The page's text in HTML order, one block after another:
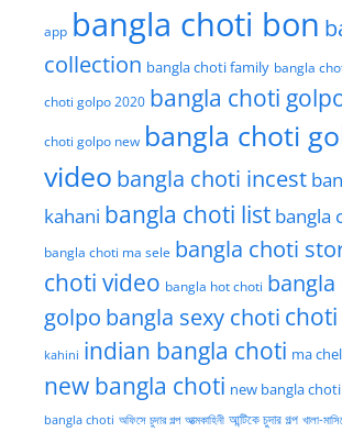
app bangla choti bon
collection bangla choti family bangla
choti golpo 2020 bangla choti
choti golpo new bangla choti
video bangla choti incest
kahani bangla choti list bangla
bangla choti ma sele bangla choti
choti video bangla hot choti
golpo bangla sexy choti
kahini indian bangla choti ma
new bangla choti new bangla
bangla choti অফিসে চুদার গল্প আত্মকাহিনী আন্টিকে চুদার গল্প খালা-